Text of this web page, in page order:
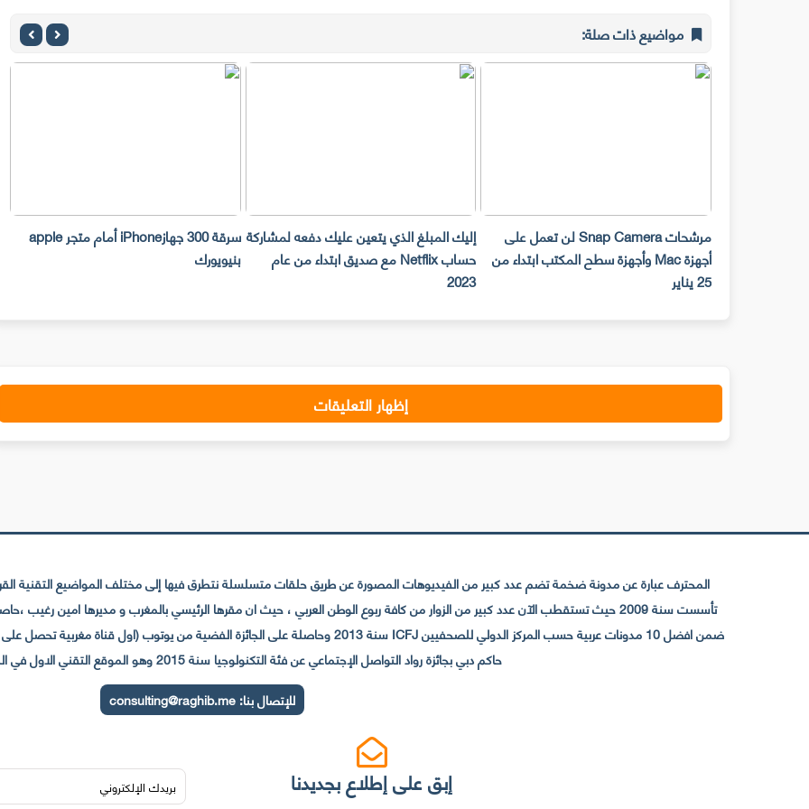
مواضيع ذات صلة:
مرشحات Snap Camera لن تعمل على
أجهزة Mac وأجهزة سطح المكتب ابتداء من
إليك المبلغ الذي يتعين عليك دفعه لمشاركة
حساب Netflix مع صديق ابتداء من عام
سرقة 300 جهازiPhone أمام متجر apple
بنيويورك
إظهار التعليقات
المحترف عبارة عن مدونة ضخمة تضم عدد كبير من الفيديوهات المصورة عن طريق حلقات متسلسلة نتطرق فيها إلى مختلف المواضيع التقنية
حاكم دبي بجائزة رواد التواصل الإجتماعي عن فئة التكنولوجيا سنة 2015 وهو الموقع التقني الاول في المغرب والعالم العربي
للإتصال بنا:consulting@raghib.me
إبق على إطلاع بجديدنا